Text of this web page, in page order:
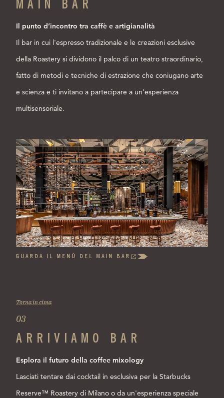
MAIN BAR
Il punto d’incontro tra caffè e artigianalità
Il bar in cui l'espresso tradizionale e le creazioni esclusive
della Roastery si dividono il palco di un teatro straordinario,
fatto di metodi e tecniche di estrazione che coniugano arte
e scienza e ti invitano a partecipare a un’esperienza
multisensoriale.
GUARDA IL MENÙ DEL MAIN BAR
(OPENS
Torna in cima
03
ARRIVIAMO BAR
Esplora il futuro della coffee mixology
Lasciati tentare dai cocktail in esclusiva per la Starbucks
Reserve™ Roastery di Milano o da un'esperienza speciale